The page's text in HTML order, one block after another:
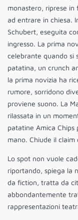
monastero, riprese
ad entrare in chiesa.
Schubert, eseguita
ingresso. La prima
celebrante quando si
patatina, un crunch
la prima novizia ha
rumore, sorridono
proviene suono. La
rilassata in un
patatine Amica
mano. Chiude il claim
Lo spot non vuole
riportando, spiega la
da fiction, tratta da
abbondantemente
rappresentazioni